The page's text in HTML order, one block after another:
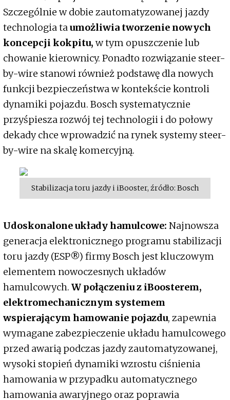
Szczególnie w dobie zautomatyzowanej jazdy
technologia taumożliwia tworzenie nowych
koncepcji kokpitu,w tym opuszczenie lub
chowanie kierownicy. Ponadto rozwiązanie steer-
by-wire stanowi również podstawę dla nowych
funkcji bezpieczeństwa w kontekście kontroli
dynamiki pojazdu. Bosch systematycznie
przyśpiesza rozwój tej technologii i do połowy
dekady chce wprowadzić na rynek systemy steer-
by-wire na skalę komercyjną.
Stabilizacja toru jazdy i iBooster, źródło: Bosch
Udoskonalone układy hamulcowe: Najnowsza
generacja elektronicznego programu stabilizacji
toru jazdy (ESP®) firmy Bosch jest kluczowym
elementem nowoczesnych układów
hamulcowych. W połączeniu z iBoosterem,
elektromechanicznym systemem
wspierającym hamowanie pojazdu, zapewnia
wymagane zabezpieczenie układu hamulcowego
przed awarią podczas jazdy zautomatyzowanej,
wysoki stopień dynamiki wzrostu ciśnienia
hamowania w przypadku automatycznego
hamowania awaryjnego oraz poprawia